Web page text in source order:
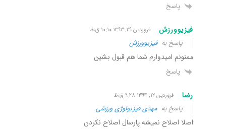
پاسخ
فیزیوورزش فروردین ۲۹, ۱۳۹۳ ۱۰:۱۰ ق٫ظ
پاسخ بهفیزیوورزش
ممنونم امیدوارم شما هم قبول بشین
پاسخ
رضا فروردین ۱۲, ۱۳۹۴ ۹:۲۸ ق٫ظ
پاسخ به مهدی فیزیولوژی ورزشی
اصلا اصلاح نمیشه پارسال اصلاح نکردن